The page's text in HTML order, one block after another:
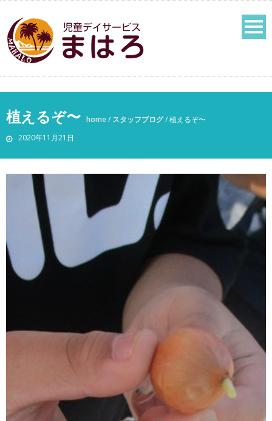
植えるぞ〜
2020年11月21日
home/ スタッフブログ/植えるぞ〜